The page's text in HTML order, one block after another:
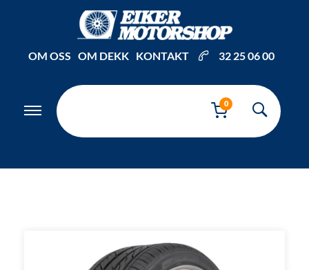
OM OSS OM DEKK KONTAKT 32 25 06 00
0